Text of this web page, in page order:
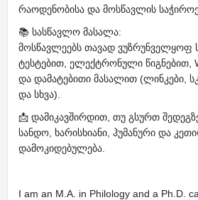
რაოდენობისა და მოსწავლის
📚 სასწავლო მასალა:
მოსწავლეებს თავად ვუზრუნველყოფ
ტესტებით, ელექტრონული წიგნებით,
და დამატებითი მასალით (ლინკები,
და სხვა).
📩 დამიკავშირდით, თუ გსურთ
სანდო, ხარისხიანი, ჰუმანური და
დამოკიდებულება.
I am an M.A. in Philology and a Ph.D.